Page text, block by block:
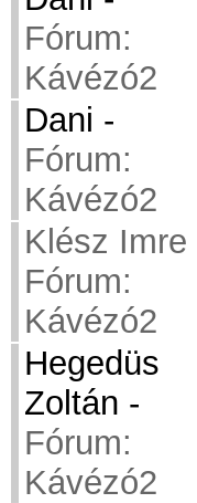
Fórum:
Kávézó2
Dani -
Fórum:
Kávézó2
Klész Imre
Fórum:
Kávézó2
Hegedüs
Zoltán -
Fórum:
Kávézó2